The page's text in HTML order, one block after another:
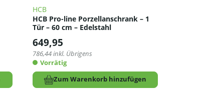
HCB
HCB Pro-line Porzellanschrank – 1
Tür – 60 cm – Edelstahl
649,95
786,44inkl. Übrigens
Vorrätig
Zum Warenkorb hinzufügen